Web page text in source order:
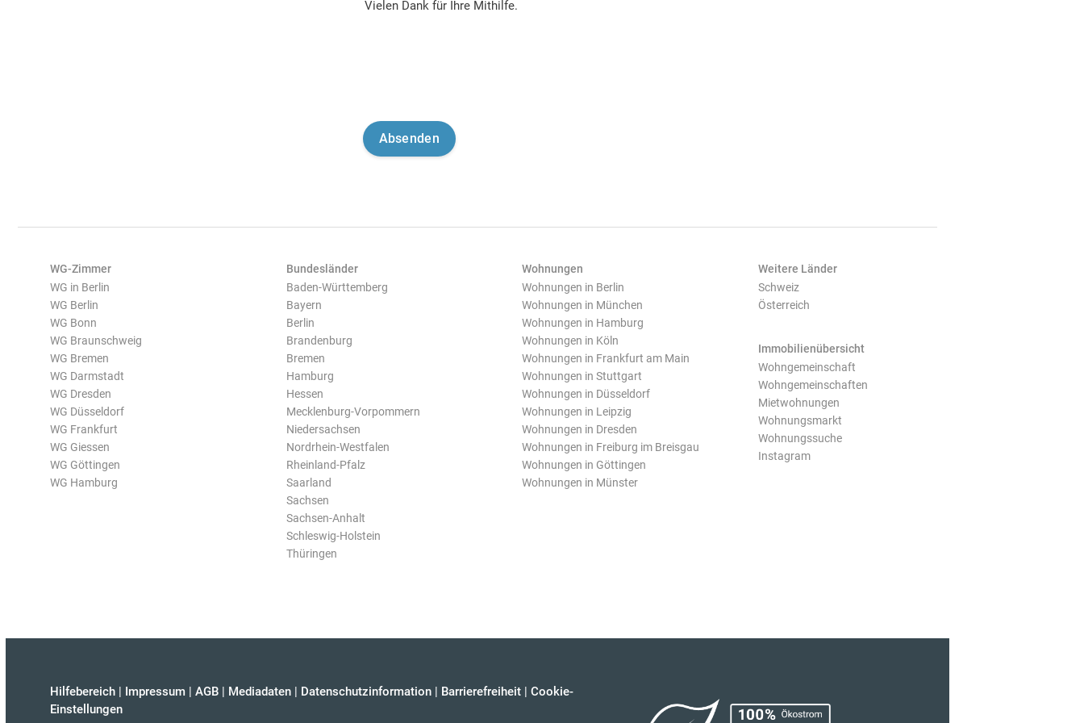
Vielen Dank für Ihre Mithilfe.
WG-Zimmer
WG in Berlin
WG Berlin
WG Bonn
WG Braunschweig
WG Bremen
WG Darmstadt
WG Dresden
WG Düsseldorf
WG Frankfurt
WG Giessen
WG Göttingen
WG Hamburg
Bundesländer
Baden-Württemberg
Bayern
Berlin
Brandenburg
Bremen
Hamburg
Hessen
Mecklenburg-Vorpommern
Niedersachsen
Nordrhein-Westfalen
Rheinland-Pfalz
Saarland
Sachsen
Sachsen-Anhalt
Schleswig-Holstein
Thüringen
Wohnungen
Wohnungen in Berlin
Wohnungen in München
Wohnungen in Hamburg
Wohnungen in Köln
Wohnungen in Frankfurt am Main
Wohnungen in Stuttgart
Wohnungen in Düsseldorf
Wohnungen in Leipzig
Wohnungen in Dresden
Wohnungen in Freiburg im Breisgau
Wohnungen in Göttingen
Wohnungen in Münster
Weitere Länder
Schweiz
Österreich
Immobilienübersicht
Wohngemeinschaft
Wohngemeinschaften
Mietwohnungen
Wohnungsmarkt
Wohnungssuche
Instagram
Hilfebereich | Impressum | AGB | Mediadaten | Datenschutzinformation | Barrierefreiheit | Cookie-
Einstellungen